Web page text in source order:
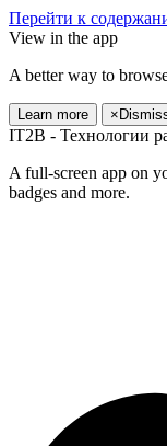
Перейти к
View in the app
A better way to
Learn more ×
IT2B - Технологии
A full-screen app on
badges and more.